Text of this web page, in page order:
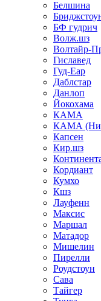
Белшина
БФ гудрич
Волж.шз
Волтайр-
Гиславед
Гуд-Еар
Даблстар
Данлоп
Йокохама
КАМА
КАМА
Капсен
Кир.шз
Кордиант
Кумхо
Кшз
Лауфенн
Максис
Маршал
Матадор
Мишелин
Пирелли
Роудстоун
Сава
Тайгер